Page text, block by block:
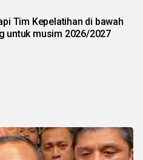
Tim Kepelatihan di bawah
untuk musim 2026/2027